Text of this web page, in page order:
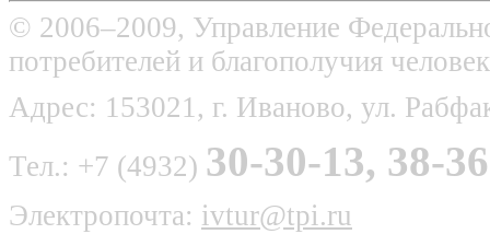
© 2006–2009, Управление
потребителей и благополучия
Адрес: 153021, г. Иваново, ул.
Тел.: +7 (4932) 30-30-13, 38-
Электропочта: ivtur@tpi.ru